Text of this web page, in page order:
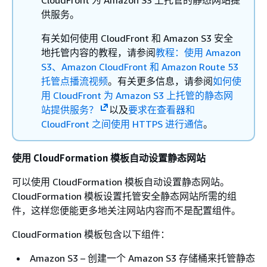
供服务。
有关如何使用 CloudFront 和 Amazon S3 安全
地托管内容的教程，请参阅教程：使用 Amazon
S3、Amazon CloudFront 和 Amazon Route 53
托管点播流视频。有关更多信息，请参阅如何使
用 CloudFront 为 Amazon S3 上托管的静态网
站提供服务？
以及要求在查看器和
CloudFront 之间使用 HTTPS 进行通信。
使用 CloudFormation 模板自动设置静态网站
可以使用 CloudFormation 模板自动设置静态网站。
CloudFormation 模板设置托管安全静态网站所需的组
件，这样您便能更多地关注网站内容而不是配置组件。
CloudFormation 模板包含以下组件：
Amazon S3 – 创建一个 Amazon S3 存储桶来托管静态